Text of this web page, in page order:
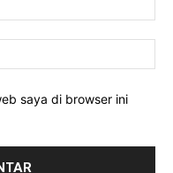
saya di browser ini